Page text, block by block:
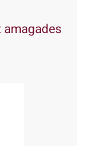
amagades